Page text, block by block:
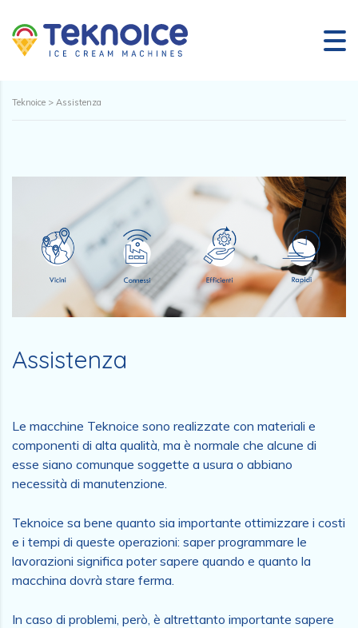
Teknoice > Assistenza
Assistenza
Le macchine Teknoice sono realizzate con materiali e
componenti di alta qualità, ma è normale che alcune di
esse siano comunque soggette a usura o abbiano
necessità di manutenzione.
Teknoice sa bene quanto sia importante ottimizzare i costi
e i tempi di queste operazioni: saper programmare le
lavorazioni significa poter sapere quando e quanto la
macchina dovrà stare ferma.
In caso di problemi, però, è altrettanto importante sapere